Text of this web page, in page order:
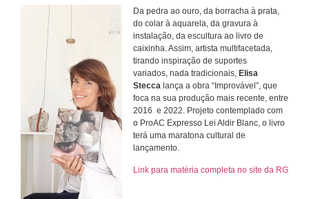
Da pedra ao ouro, da borracha à prata,
do colar à aquarela, da gravura à
instalação, da escultura ao livro de
caixinha. Assim, artista multifacetada,
tirando inspiração de suportes
variados, nada tradicionais, Elisa
Stecca lança a obra “Improvável”, que
foca na sua produção mais recente, entre
2016 e 2022. Projeto contemplado com
o ProAC Expresso Lei Aldir Blanc, o livro
terá uma maratona cultural de
lançamento.
Link para matéria completa no site da RG